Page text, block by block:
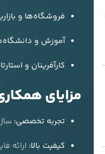
فروشگاه‌ها و
آموزش و
کارآفرینان و
مزایای
تجربه تخصصی:
کیفیت بالا: ارائه